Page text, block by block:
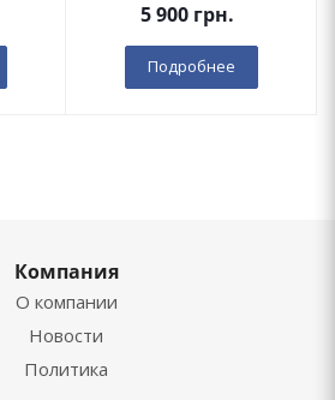
5 900 грн.
Подробнее
Компания
О компании
Новости
Политика